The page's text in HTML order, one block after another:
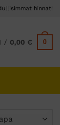
hinnat!
/ 0,00€ 0